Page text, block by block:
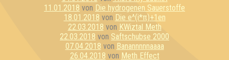
11.01.2018 von Die hydrogenen Sauerstoffe
18.01.2018 von Die e^(i*π)+1en
22.03.2018 von KWiztal Meth
22.03.2018 von Saftschubse 2000
07.04.2018 von Banannnnnaaaa
26.04.2018 von Meth Effect